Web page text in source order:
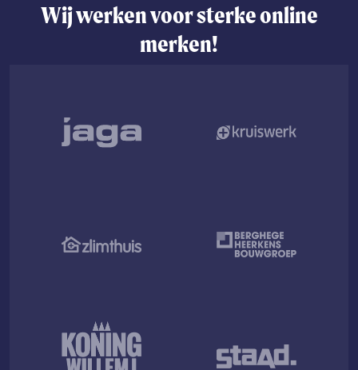
Wij werken voor sterke online
merken!